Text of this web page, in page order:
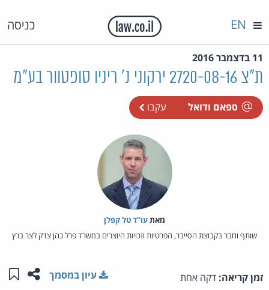
כניסה EN
11 בדצמבר 2016
ת"צ 2720-08-16 ירקוני נ' ריניו סופטוור בע"מ
ספאם ודואל עקבו
מאת‏עו"ד טל קפלן
שותף וחבר בקבוצת הסייבר, הפרטיות וזכויות היוצרים במשרד פרל כהן צדק לצר ברץ
זמן קריאה: דקה אחת שתפו
עיון במסמך